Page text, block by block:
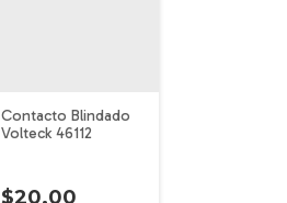
Contacto Blindado
Volteck 46112
$20.00